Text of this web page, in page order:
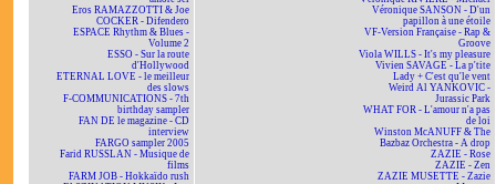
Eros RAMAZZOTTI & Joe
COCKER - Difendero
ESPACE Rhythm & Blues -
Volume 2
ESSO - Sur la route
d'Hollywood
ETERNAL LOVE - le meilleur
des slows
F-COMMUNICATIONS - 7th
birthday sampler
FAN DE le magazine - CD
interview
FARGO sampler 2005
Farid RUSSLAN - Musique de
films
FARM JOB - Hokkaïdo rush
Véronique SANSON - D'un
papillon à une étoile
VF-Version Française - Rap &
Groove
Viola WILLS - It's my pleasure
Vivien SAVAGE - La p'tite
Lady + C'est qu'le vent
Weird Al YANKOVIC -
Jurassic Park
WHAT FOR - L'amour n'a pas
de loi
Winston McANUFF & The
Bazbaz Orchestra - A drop
ZAZIE - Rose
ZAZIE - Zen
ZAZIE MUSETTE - Zazie